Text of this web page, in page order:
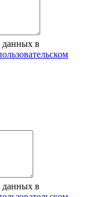
данных в
данных в